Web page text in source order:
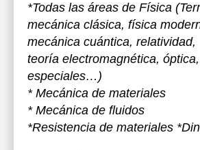
*Todas las áreas de Física
mecánica clásica, física
mecánica cuántica, relatividad,
teoría electromagnética,
especiales…)
* Mecánica de materiales
* Mecánica de fluidos
*Resistencia de materiales